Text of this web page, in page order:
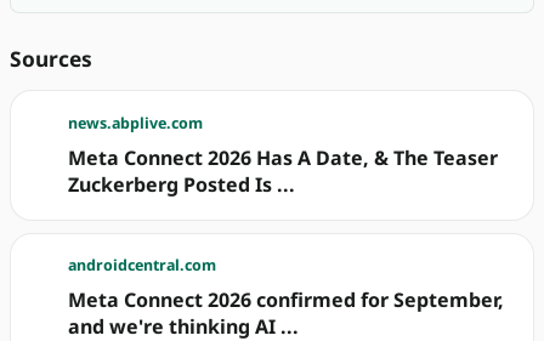
Sources
news.abplive.com
Meta Connect 2026 Has A Date, & The Teaser
Zuckerberg Posted Is ...
androidcentral.com
Meta Connect 2026 confirmed for September,
and we're thinking AI ...